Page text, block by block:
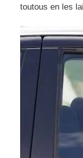
toutous en les